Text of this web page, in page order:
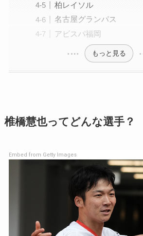
柏レイソル
名古屋グランパス
アビスパ福岡
もっと見る
椎橋慧也ってどんな選手？
Embed from Getty Images